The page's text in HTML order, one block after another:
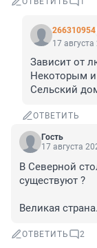
266310954
17
Зависит от
Некоторым и
Сельский
ОТВЕТИТЬ
Гость
17 августа
В Северной
существуют ?
Великая
ОТВЕТИТЬ 2